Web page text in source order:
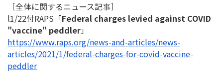
［全体に関するニュース記事］
l1/22付RAPS「Federal charges levied against COVID
"vaccine" peddler」
https://www.raps.org/news-and-articles/news-
articles/2021/1/federal-charges-for-covid-vaccine-
peddler